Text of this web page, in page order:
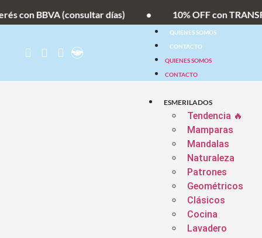
BBVA (consultar días) • 10% OFF con
QUIENES SOMOS
CONTACTO
QUIENES SOMOS
CONTACTO
ESMERILADOS
Tendencia 🔥
Mamparas
Mandalas
Naturaleza
Patrones
Geométricos
Clásicos
Cocina
Lavadero